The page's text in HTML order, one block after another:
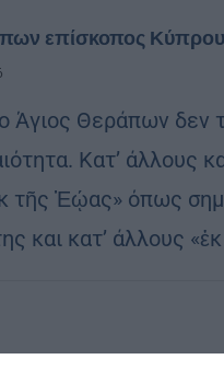
επίσκοπος Κύπρου
Άγιος Θεράπων δεν
Κατ’ άλλους
τῆς Ἑῴας» όπως
και κατ’ άλλους